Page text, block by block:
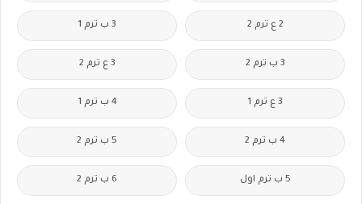
2 ع ترم 2 3 ب ترم 1
3 ب ترم 2 3 ع ترم 2
3 ع ترم 1 4 ب ترم 1
4 ب ترم 2 5 ب ترم 2
5 ب ترم اول 6 ب ترم 2